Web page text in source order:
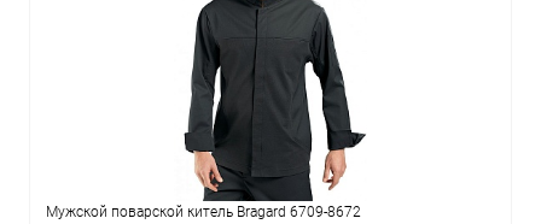
Мужской поварской китель Bragard 6709-8672